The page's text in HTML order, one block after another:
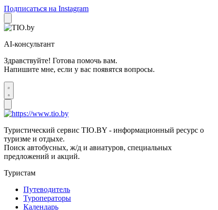
Подписаться на Instagram
AI-консультант
Здравствуйте! Готова помочь вам.
Напишите мне, если у вас появятся вопросы.
Туристический сервис TIO.BY - информационный ресурс о
туризме и отдыхе.
Поиск автобусных, ж/д и авиатуров, специальных
предложений и акций.
Туристам
Путеводитель
Туроператоры
Календарь